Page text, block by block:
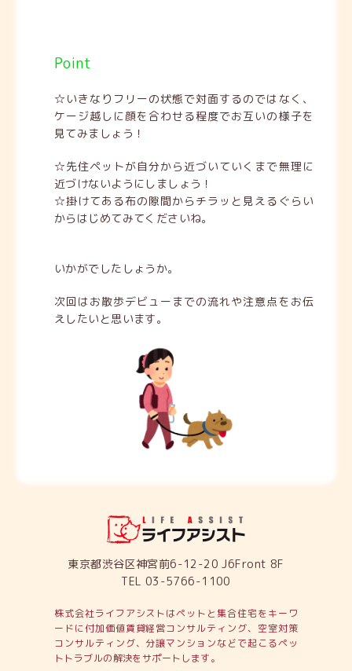
Point
☆いきなりフリーの状態で対面するのではなく、
ケージ越しに顔を合わせる程度でお互いの様子を
見てみましょう！
☆先住ペットが自分から近づいていくまで無理に
近づけないようにしましょう！
☆掛けてある布の隙間からチラッと見えるぐらい
からはじめてみてくださいね。
いかがでしたしょうか。
次回はお散歩デビューまでの流れや注意点をお伝
えしたいと思います。
東京都渋谷区神宮前6-12-20 J6Front 8F
TEL 03-5766-1100
株式会社ライフアシストはペットと集合住宅をキーワ
ードに付加価値賃貸経営コンサルティング、 空室対策
コンサルティング、分譲マンションなどで起こるペッ
トトラブルの解決をサポートします。